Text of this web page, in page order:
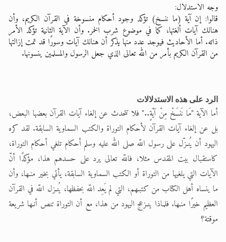
وجه الاستدلال:
قالوا: إن آية (ما ننسخ) تؤكد وجود أحكام منسوخة في القرآن الكريم، وأن
هنالك آيات ألغتها، كما في موضوع شرب الخمر. وأن الآية الثانية تؤكد الأمر
ذاته. أما الأحاديث فيوجد عدد منها يذكر أن هنالك آيات وسورًا قد تمت إزالتها
من القرآن الكريم بأمر من الله تعالى الذي جعل الرسول والمسلمين ينسونها.
الرد على هذه الاستدلالات
أما الآية "مَا نَنسَخْ مِنْ آيَةٍ.." فلا تتحدث عن إلغاء آيات القرآن بعضها البعض،
بل عن إلغاء آيات القرآن لأحكام التوراة والكتب السماوية السابقة. لقد كره
اليهود أن يُنـزّل على رسول اللّه صلى الله عليه وسلم أحكام تلغي أحكام التوراة،
كاستقبال بيت المقدس مثلا، فاللّه تعالى يرد على حسدهم هذا، مؤكدًا أنّ
الآيات التي يلغيها من التوراة أو الكتب السماوية السابقة، يأتي بخير منـها، وأن
ما ينساه أهل الكتاب من كتبـهم، التي لم يَعِد اللّه بحفظها، يُنـزل اللّه في القرآن
العظيم خيرًا منـها. فلماذا ينـزعج اليهود من هذا، مع أن التوراة تنص أنـها شريعة
موقتة؟